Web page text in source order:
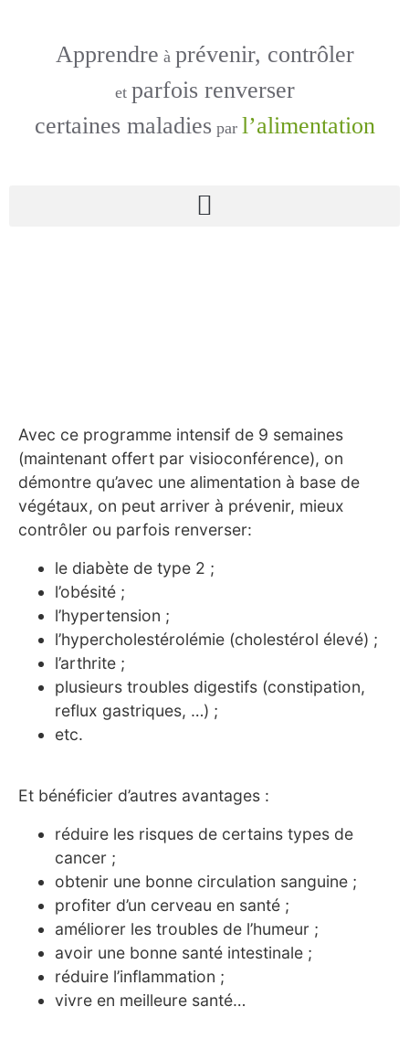
Apprendre à prévenir, contrôler
et parfois renverser
certaines maladies par l’alimentation
Avec ce programme intensif de 9 semaines
(maintenant offert par visioconférence), on
démontre qu’avec une alimentation à base de
végétaux, on peut arriver à prévenir, mieux
contrôler ou parfois renverser:
le diabète de type 2 ;
l’obésité ;
l’hypertension ;
l’hypercholestérolémie (cholestérol élevé) ;
l’arthrite ;
plusieurs troubles digestifs (constipation,
reflux gastriques, …) ;
etc.
Et bénéficier d’autres avantages :
réduire les risques de certains types de
cancer ;
obtenir une bonne circulation sanguine ;
profiter d’un cerveau en santé ;
améliorer les troubles de l’humeur ;
avoir une bonne santé intestinale ;
réduire l’inflammation ;
vivre en meilleure santé…